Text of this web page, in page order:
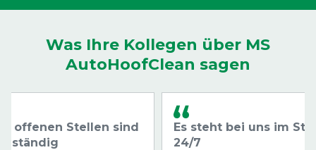
Was Ihre Kollegen über MS
AutoHoofClean sagen
offenen Stellen sind
Es steht bei uns im
24/7